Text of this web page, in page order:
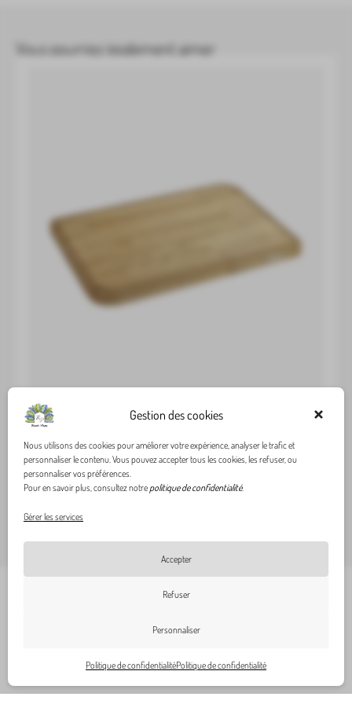
Gestion des cookies
Nous utilisons des cookies pour améliorer votre expérience, analyser le trafic et
personnaliser le contenu. Vous pouvez accepter tous les cookies, les refuser, ou
personnaliser vos préférences.
Pour en savoir plus, consultez notrepolitique de confidentialité.
Gérer les services
Accepter
Refuser
Personnaliser
Politique de confidentialitéPolitique de confidentialité
Vous pourriez également aimer
Planches à découper
Planche à découper en chêne Arena XXL – naturel |
Legnoart